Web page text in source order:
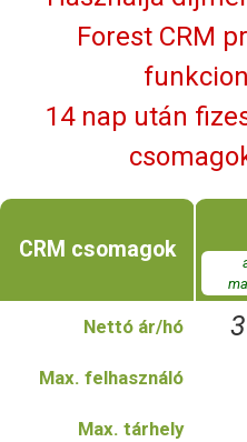
Forest CRM
14 nap után
CRM csomagok
Nettó ár/hó
Max. felhasználó
Max. tárhely